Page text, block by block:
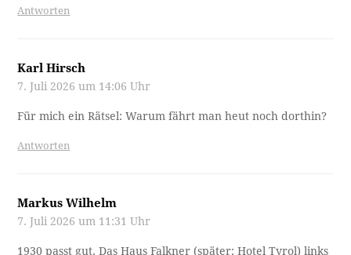
Antworten
Karl Hirsch
7. Juli 2026 um 14:06 Uhr
Für mich ein Rätsel: Warum fährt man heut noch dorthin?
Antworten
Markus Wilhelm
7. Juli 2026 um 11:31 Uhr
1930 passt gut. Das Haus Falkner (später: Hotel Tyrol) links